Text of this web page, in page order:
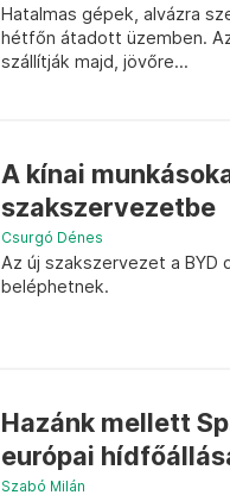
Hatalmas gépek, alvázra
hétfőn átadott üzemben.
szállítják majd, jövőre...
A kínai
szakszervezetbe
Csurgó Dénes
Az új szakszervezet a
beléphetnek.
Hazánk mellett
európai
Szabó Milán